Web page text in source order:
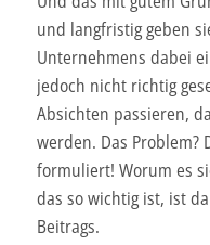
und langfristig geben
Unternehmens dabei
jedoch nicht richtig
Absichten passieren,
werden. Das Problem?
formuliert! Worum es
das so wichtig ist, ist
Beitrags.